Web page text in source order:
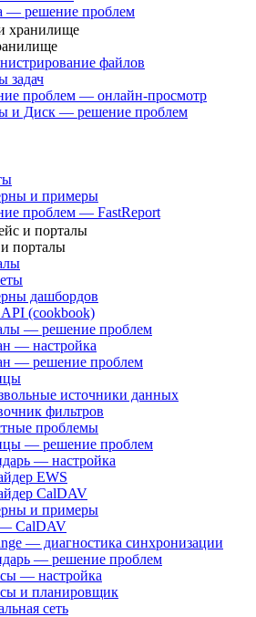
— решение проблем
хранилище
файлов
задач
проблем — онлайн-просмотр
и Диск — решение проблем
и примеры
проблем — FastReport
и порталы
порталы
дашбордов
API (cookbook)
— решение проблем
— настройка
— решение проблем
источники данных
фильтров
проблемы
— решение проблем
— настройка
EWS
CalDAV
и примеры
CalDAV
— диагностика синхронизации
— решение проблем
— настройка
и планировщик
сеть